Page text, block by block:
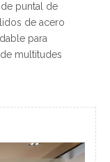
de puntal de
de acero
para
multitudes